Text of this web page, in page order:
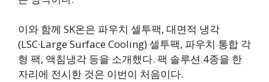
이와 함께 SK온은 파우치 셀투팩, 대면적 냉각
(LSC·Large Surface Cooling) 셀투팩, 파우치 통합 각
형 팩, 액침냉각 등을 소개했다. 팩 솔루션 4종을 한
자리에 전시한 것은 이번이 처음이다.